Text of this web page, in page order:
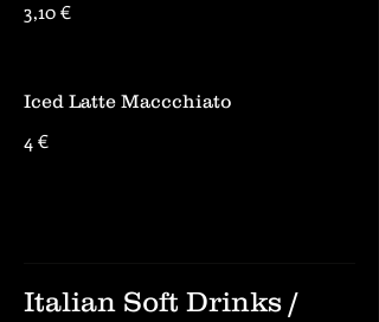
3,10 €
Iced Latte Maccchiato
4 €
Italian Soft Drinks /